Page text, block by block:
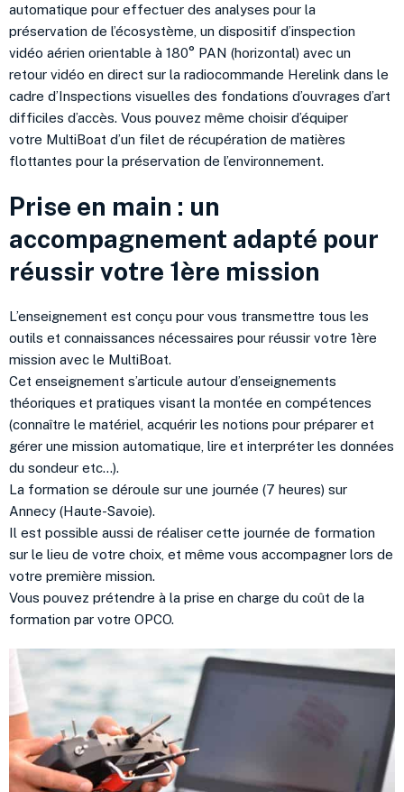
automatique pour effectuer des analyses pour la
préservation de l’écosystème, un dispositif d’inspection
vidéo aérien orientable à 180° PAN (horizontal) avec un
retour vidéo en direct sur la radiocommande Herelink dans le
cadre d’Inspections visuelles des fondations d’ouvrages d’art
difficiles d’accès. Vous pouvez même choisir d’équiper
votre MultiBoat d’un filet de récupération de matières
flottantes pour la préservation de l’environnement.
Prise en main : un
accompagnement adapté pour
réussir votre 1ère mission
L’enseignement est conçu pour vous transmettre tous les
outils et connaissances nécessaires pour réussir votre 1ère
mission avec le MultiBoat.
Cet enseignement s’articule autour d’enseignements
théoriques et pratiques visant la montée en compétences
(connaître le matériel, acquérir les notions pour préparer et
gérer une mission automatique, lire et interpréter les données
du sondeur etc…).
La formation se déroule sur une journée (7 heures) sur
Annecy (Haute-Savoie).
Il est possible aussi de réaliser cette journée de formation
sur le lieu de votre choix, et même vous accompagner lors de
votre première mission.
Vous pouvez prétendre à la prise en charge du coût de la
formation par votre OPCO.